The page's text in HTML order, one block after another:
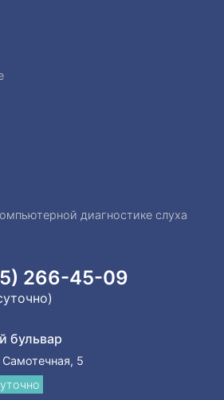
диагностике слуха
266-45-09
бульвар
5